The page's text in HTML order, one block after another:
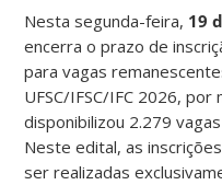
Nesta segunda-feira, 19
encerra o prazo de
para vagas
UFSC/IFSC/IFC 2026, por
disponibilizou 2.279
Neste edital, as
ser realizadas